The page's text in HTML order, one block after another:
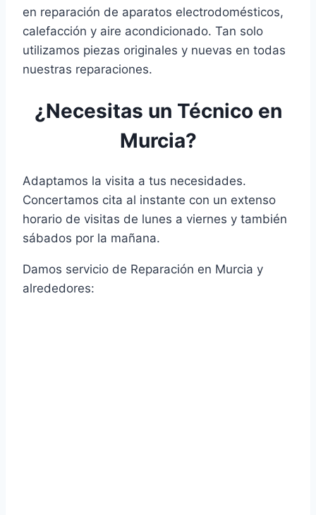
en reparación de aparatos electrodomésticos,
calefacción y aire acondicionado. Tan solo
utilizamos piezas originales y nuevas en todas
nuestras reparaciones.
¿Necesitas un Técnico en
Murcia?
Adaptamos la visita a tus necesidades.
Concertamos cita al instante con un extenso
horario de visitas de lunes a viernes y también
sábados por la mañana.
Damos servicio de Reparación en Murcia y
alrededores: